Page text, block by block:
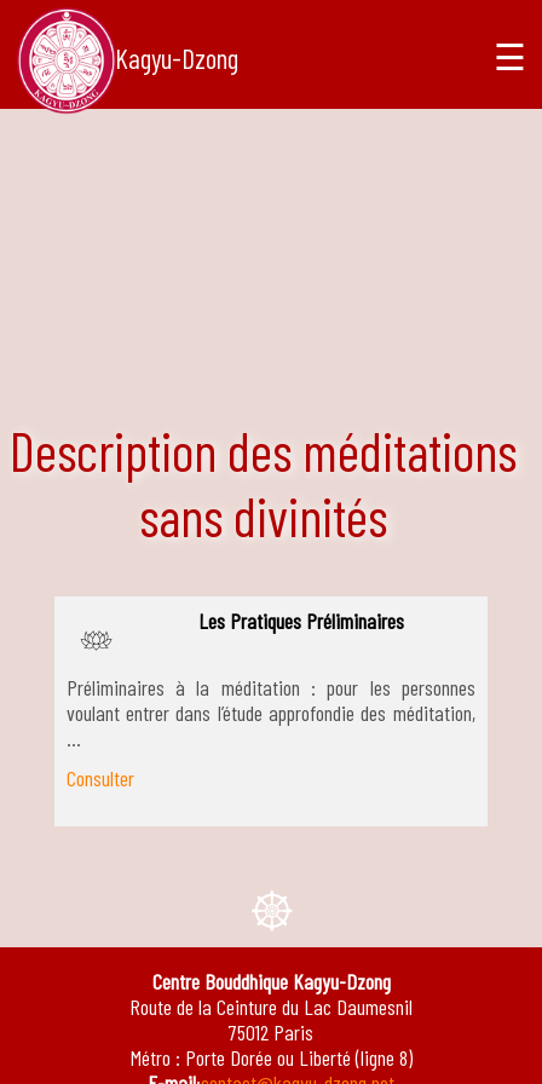
Kagyu-Dzong ☰
Description des méditations
sans divinités
J Les Pratiques Préliminaires
Préliminaires à la méditation : pour les personnes
voulant entrer dans l’étude approfondie des méditation,
…
Consulter
e
Centre Bouddhique Kagyu-Dzong
Route de la Ceinture du Lac Daumesnil
75012 Paris
Métro : Porte Dorée ou Liberté (ligne 8)